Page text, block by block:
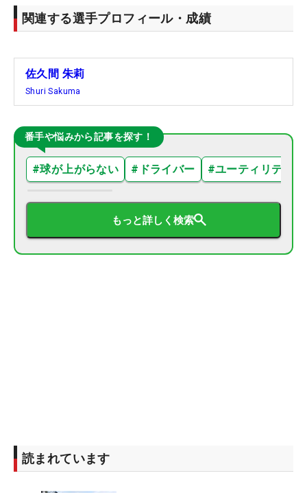
関連する選手プロフィール・成績
佐久間 朱莉
Shuri Sakuma
番手や悩みから記事を探す！
#球が上がらない # ドライバー #ユーティリティ
もっと詳しく検索
読まれています